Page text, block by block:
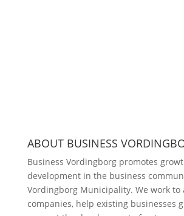
ABOUT BUSINESS
Business Vordingborg promotes
development in the business
Vordingborg Municipality. We work to
companies, help existing businesses